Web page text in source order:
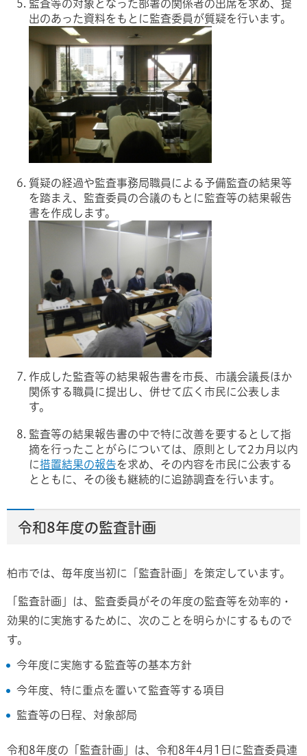
監査等の対象となった部署の関係者の出席を求め、提
出のあった資料をもとに監査委員が質疑を行います。
質疑の経過や監査事務局職員による予備監査の結果等
を踏まえ、監査委員の合議のもとに監査等の結果報告
書を作成します。
作成した監査等の結果報告書を市長、市議会議長ほか
関係する職員に提出し、併せて広く市民に公表しま
す。
監査等の結果報告書の中で特に改善を要するとして指
摘を行ったことがらについては、原則として2カ月以内
に措置結果の報告を求め、その内容を市民に公表する
とともに、その後も継続的に追跡調査を行います。
令和8年度の監査計画
柏市では、毎年度当初に「監査計画」を策定しています。
「監査計画」は、監査委員がその年度の監査等を効率的・
効果的に実施するために、次のことを明らかにするもので
す。
今年度に実施する監査等の基本方針
今年度、特に重点を置いて監査等する項目
監査等の日程、対象部局
令和8年度の「監査計画」は、令和8年4月1日に監査委員連